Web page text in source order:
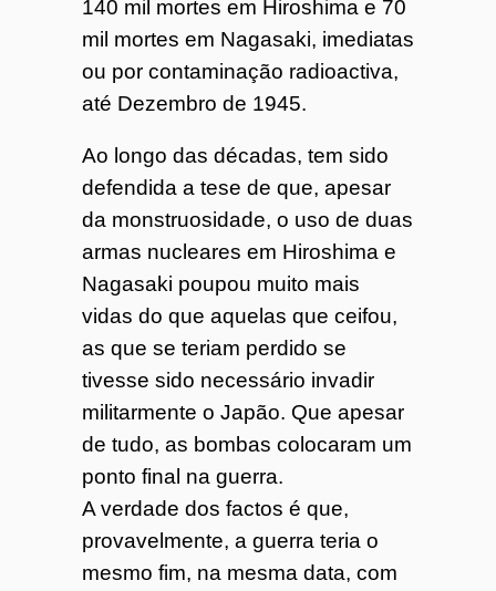
140 mil mortes em Hiroshima e 70
mil mortes em Nagasaki, imediatas
ou por contaminação radioactiva,
até Dezembro de 1945.
Ao longo das décadas, tem sido
defendida a tese de que, apesar
da monstruosidade, o uso de duas
armas nucleares em Hiroshima e
Nagasaki poupou muito mais
vidas do que aquelas que ceifou,
as que se teriam perdido se
tivesse sido necessário invadir
militarmente o Japão. Que apesar
de tudo, as bombas colocaram um
ponto final na guerra.
A verdade dos factos é que,
provavelmente, a guerra teria o
mesmo fim, na mesma data, com